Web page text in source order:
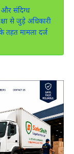
और संदिग्ध
से जुड़े अधिकारी
तहत मामला दर्ज